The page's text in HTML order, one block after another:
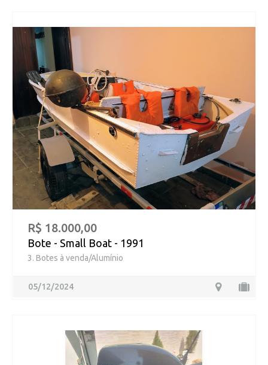
R$ 18.000,00
Bote - Small Boat - 1991
3. Botes à venda/Alumínio
05/12/2024